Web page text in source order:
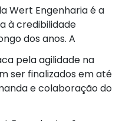
Wert Engenharia é a
à credibilidade
dos anos. A
pela agilidade na
ser finalizados em até
e colaboração do